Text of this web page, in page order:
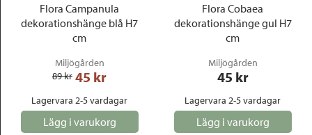
Flora Campanula
dekorationshänge blå H7
cm
Miljögården
89 kr 45 kr
Lagervara 2-5 vardagar
Lägg i varukorg
Flora Cobaea
dekorationshänge gul H7
cm
Miljögården
45 kr
Lagervara 2-5 vardagar
Lägg i varukorg